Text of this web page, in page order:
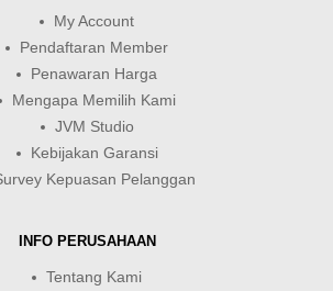
My Account
Pendaftaran Member
Penawaran Harga
Mengapa Memilih Kami
JVM Studio
Kebijakan Garansi
Kepuasan Pelanggan
INFO PERUSAHAAN
Tentang Kami